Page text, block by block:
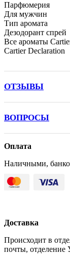
Парфюмерия
Для мужчин
Тип аромата
Дезодорант спрей
Все ароматы
Cartier Declaration
ОТЗЫВЫ
ВОПРОСЫ
Оплата
Наличными,
Доставка
Происходит в
почты, отделение